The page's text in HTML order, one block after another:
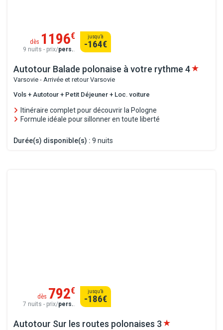
Autotour Balade polonaise à votre rythme 4
Varsovie - Arrivée et retour Varsovie
Vols + Autotour + Petit Déjeuner + Loc. voiture
Itinéraire complet pour découvrir la Pologne
Formule idéale pour sillonner en toute liberté
Durée(s) disponible(s) : 9 nuits
dès 1196€
9 nuits - prix/pers..
jusqu’à
-164€
Autotour Sur les routes polonaises 3
dès 792€
7 nuits - prix/pers..
jusqu’à
-186€